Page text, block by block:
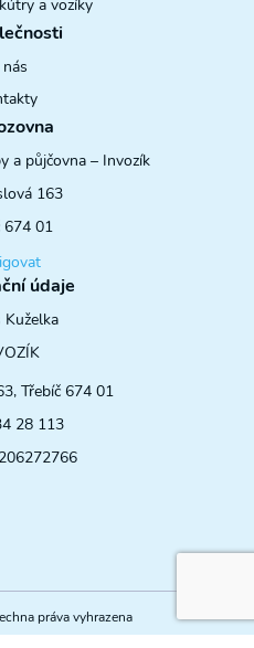
a vozíky
a půjčovna – Invozík
163
674 01
údaje
Kuželka
Třebíč 674 01
28 113
práva vyhrazena